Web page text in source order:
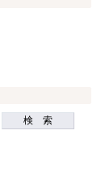
検 索